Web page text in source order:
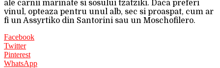
ale carnii marinate si sosului tzatziki. Daca preferi
vinul, opteaza pentru unul alb, sec si proaspat, cum ar
fi un Assyrtiko din Santorini sau un Moschofilero.
Facebook
Twitter
Pinterest
WhatsApp